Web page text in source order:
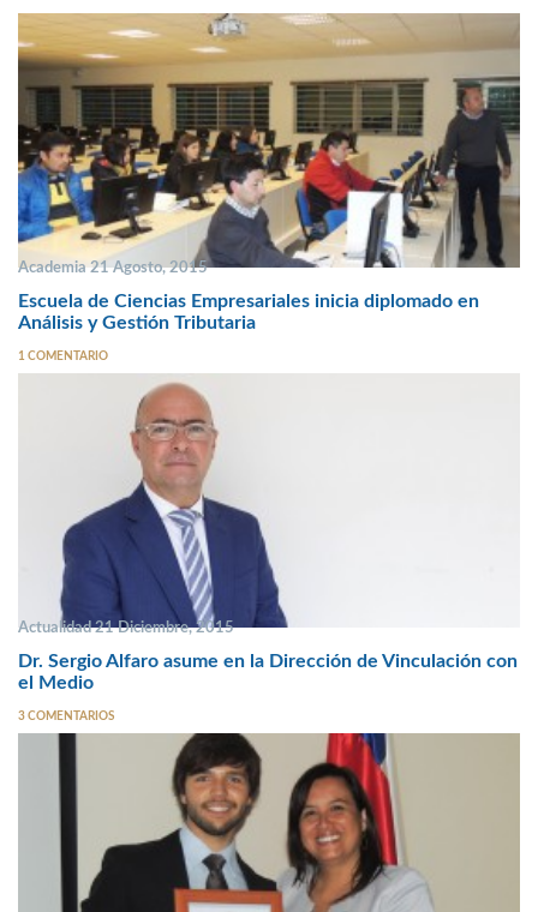
Academia 21 Agosto, 2015
Escuela de Ciencias Empresariales inicia diplomado en
Análisis y Gestión Tributaria
1 COMENTARIO
Actualidad 21 Diciembre, 2015
Dr. Sergio Alfaro asume en la Dirección de Vinculación con
el Medio
3 COMENTARIOS